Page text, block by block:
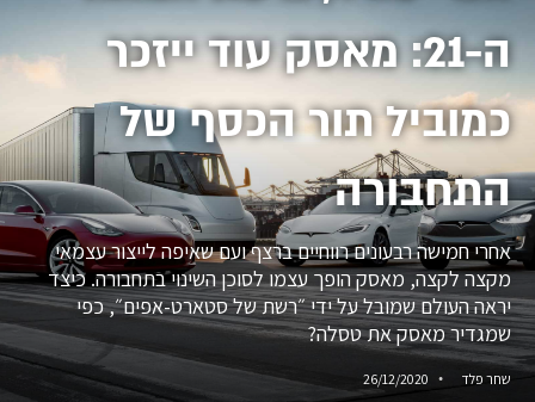
ה-21: מאסק עוד ייזכר
כמוביל תור הכסף של
התחבורה
אחרי חמישה רבעונים רווחיים ברצף ועם שאיפה לייצור עצמאי
מקצה לקצה, מאסק הופך עצמו לסוכן השינוי בתחבורה. כיצד
יראה העולם שמובל על ידי ״רשת של סטארט-אפים״, כפי
שמגדיר מאסק את טסלה?
שחר פלד 26/12/2020